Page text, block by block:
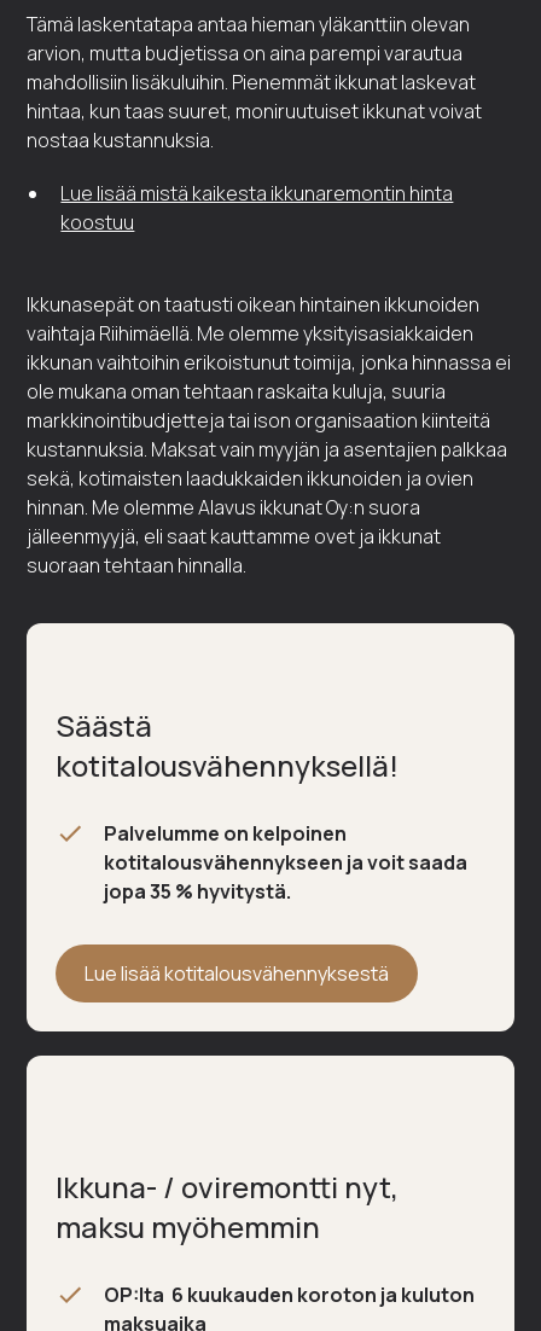
Tämä laskentatapa antaa hieman yläkanttiin olevan
arvion, mutta budjetissa on aina parempi varautua
mahdollisiin lisäkuluihin. Pienemmät ikkunat laskevat
hintaa, kun taas suuret, moniruutuiset ikkunat voivat
nostaa kustannuksia.
Lue lisää mistä kaikesta ikkunaremontin hinta
koostuu
Ikkunasepät on taatusti oikean hintainen ikkunoiden
vaihtaja Riihimäellä. Me olemme yksityisasiakkaiden
ikkunan vaihtoihin erikoistunut toimija, jonka hinnassa ei
ole mukana oman tehtaan raskaita kuluja, suuria
markkinointibudjetteja tai ison organisaation kiinteitä
kustannuksia. Maksat vain myyjän ja asentajien palkkaa
sekä, kotimaisten laadukkaiden ikkunoiden ja ovien
hinnan. Me olemme Alavus ikkunat Oy:n suora
jälleenmyyjä, eli saat kauttamme ovet ja ikkunat
suoraan tehtaan hinnalla.
Säästä
kotitalousvähennyksellä!
Palvelumme on kelpoinen
kotitalousvähennykseen ja voit saada
jopa 35 % hyvitystä.
Lue lisää kotitalousvähennyksestä
Ikkuna- / oviremontti nyt,
maksu myöhemmin
OP:lta 6 kuukauden koroton ja kuluton
maksuaika